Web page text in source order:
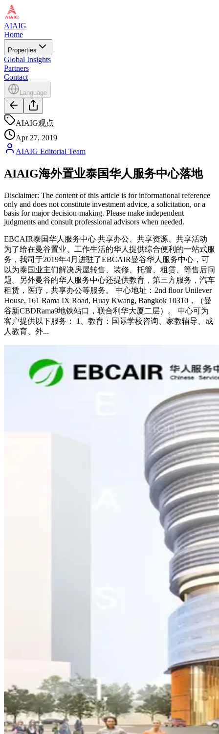
AIAIG
Home
Properties
Global Insights
Partners
Contact
Language
AIAIG观点
Apr 27, 2019
AIAIG Editorial Team
AIAIG海外置业泰国华人服务中心落地
Disclaimer: The content of this article is for informational reference
only and does not constitute investment advice, a solicitation, or a
basis for major decision-making. Please make independent
judgments and consult professional advisors when needed.
EBCAIR泰国华人服务中心 共享办公、共享资源、共享活动
为了给在曼谷置业、工作生活的华人提供综合便利的一站式服
务，我司于2019年4月进驻了EBCAIR曼谷华人服务中心，可
以为泰国业主们解决房屋转售、装修、托管、租赁、等售后问
题。另外曼谷的华人服务中心还提供教育，第三方服务，汽车
租赁，医疗，共享办公等服务。 中心地址：2nd floor Unilever
House, 161 Rama IX Road, Huay Kwang, Bangkok 10310，（曼
谷新CBDRama9地铁站口，联合利华大厦二层）。 中心可为
客户提供以下服务： 1、教育：国际学校咨询、家教辅导、成
人教育、外...